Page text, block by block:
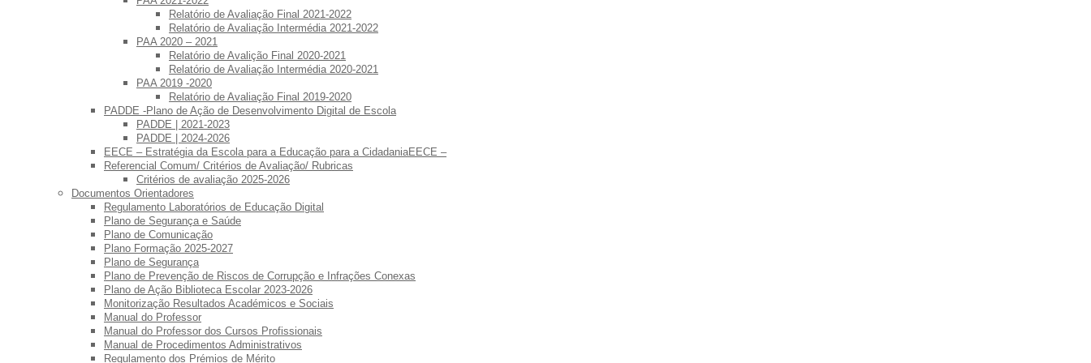
Relatório de Avaliação Final 2021-2022
Relatório de Avaliação Intermédia 2021-2022
PAA 2020 – 2021
Relatório de Avalição Final 2020-2021
Relatório de Avaliação Intermédia 2020-2021
PAA 2019 -2020
Relatório de Avaliação Final 2019-2020
PADDE -Plano de Ação de Desenvolvimento Digital de Escola
PADDE | 2021-2023
PADDE | 2024-2026
EECE – Estratégia da Escola para a Educação para a CidadaniaEECE –
Referencial Comum/ Critérios de Avaliação/ Rubricas
Critérios de avaliação 2025-2026
Documentos Orientadores
Regulamento Laboratórios de Educação Digital
Plano de Segurança e Saúde
Plano de Comunicação
Plano Formação 2025-2027
Plano de Segurança
Plano de Prevenção de Riscos de Corrupção e Infrações Conexas
Plano de Ação Biblioteca Escolar 2023-2026
Monitorização Resultados Académicos e Sociais
Manual do Professor
Manual do Professor dos Cursos Profissionais
Manual de Procedimentos Administrativos
Regulamento dos Prémios de Mérito